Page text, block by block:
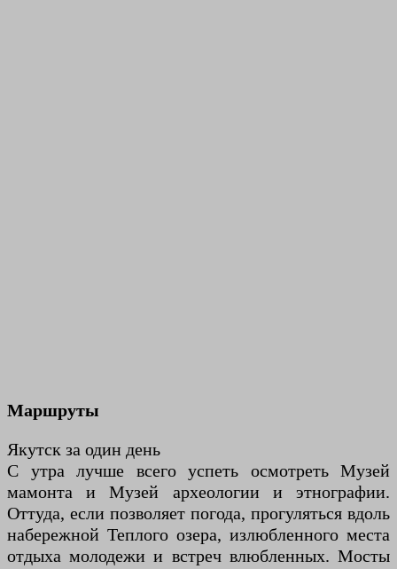
Маршруты
Якутск за один день
С утра лучше всего успеть осмотреть Музей
мамонта и Музей археологии и этнографии.
Оттуда, если позволяет погода, прогуляться вдоль
набережной Теплого озера, излюбленного места
отдыха молодежи и встреч влюбленных. Мосты